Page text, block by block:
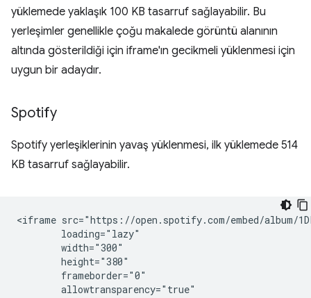
yüklemede yaklaşık 100 KB tasarruf sağlayabilir. Bu
yerleşimler genellikle çoğu makalede görüntü alanının
altında gösterildiği için iframe'ın gecikmeli yüklenmesi için
uygun bir adaydır.
Spotify
Spotify yerleşiklerinin yavaş yüklenmesi, ilk yüklemede 514
KB tasarruf sağlayabilir.
<iframe src="https://open.spotify.com/embed/album/
        loading="lazy"
        width="300"
        height="380"
        frameborder="0"
        allowtransparency="true"